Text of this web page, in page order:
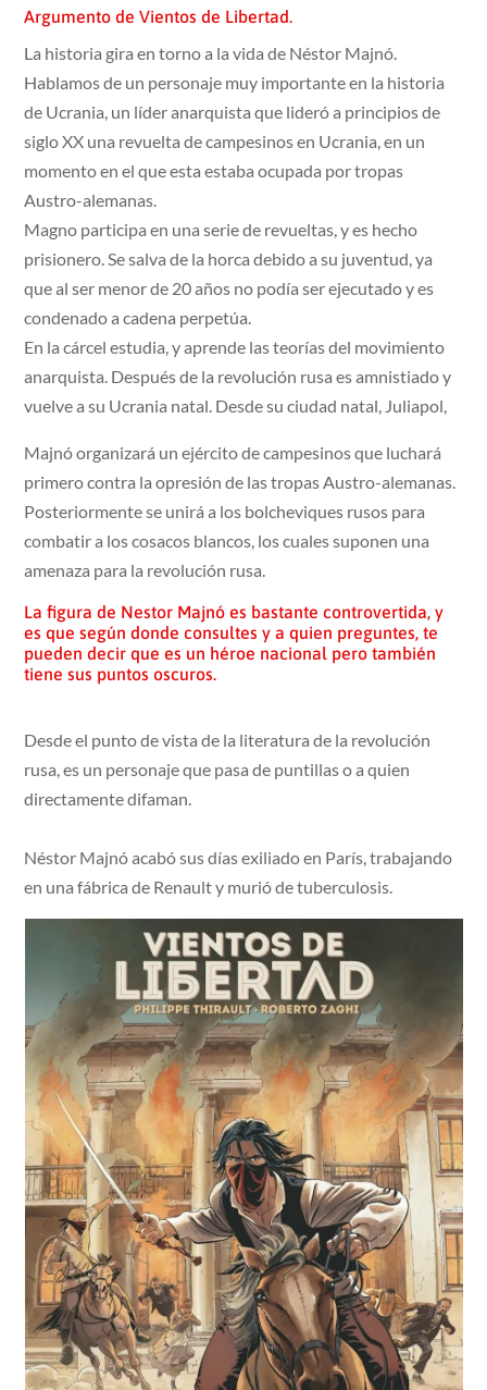
Argumento de Vientos de Libertad.
La historia gira en torno a la vida de Néstor Majnó.
Hablamos de un personaje muy importante en la historia
de Ucrania, un líder anarquista que lideró a principios de
siglo XX una revuelta de campesinos en Ucrania, en un
momento en el que esta estaba ocupada por tropas
Austro-alemanas.
Magno participa en una serie de revueltas, y es hecho
prisionero. Se salva de la horca debido a su juventud, ya
que al ser menor de 20 años no podía ser ejecutado y es
condenado a cadena perpetúa.
En la cárcel estudia, y aprende las teorías del movimiento
anarquista. Después de la revolución rusa es amnistiado y
vuelve a su Ucrania natal. Desde su ciudad natal, Juliapol,
Majnó organizará un ejército de campesinos que luchará
primero contra la opresión de las tropas Austro-alemanas.
Posteriormente se unirá a los bolcheviques rusos para
combatir a los cosacos blancos, los cuales suponen una
amenaza para la revolución rusa.
La figura de Nestor Majnó es bastante controvertida, y
es que según donde consultes y a quien preguntes, te
pueden decir que es un héroe nacional pero también
tiene sus puntos oscuros.
Desde el punto de vista de la literatura de la revolución
rusa, es un personaje que pasa de puntillas o a quien
directamente difaman.
Néstor Majnó acabó sus días exiliado en París, trabajando
en una fábrica de Renault y murió de tuberculosis.